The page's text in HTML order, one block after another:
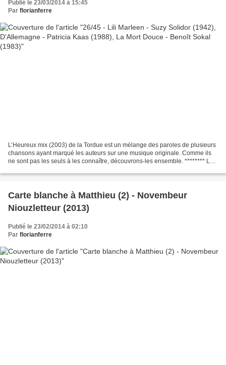
Publié le 23/03/2014 à 15:45
Par florianferre
L’Heureux mix (2003) de la Tordue est un mélange des paroles de plusieurs
chansons ayant marqué les auteurs sur une musique originale. Comme ils
ne sont pas les seuls à les connaître, découvrons-les ensemble. ******** La
Carte blanche à Matthieu (2) - Novembeur
Niouzletteur (2013)
Publié le 23/02/2014 à 02:10
Par florianferre